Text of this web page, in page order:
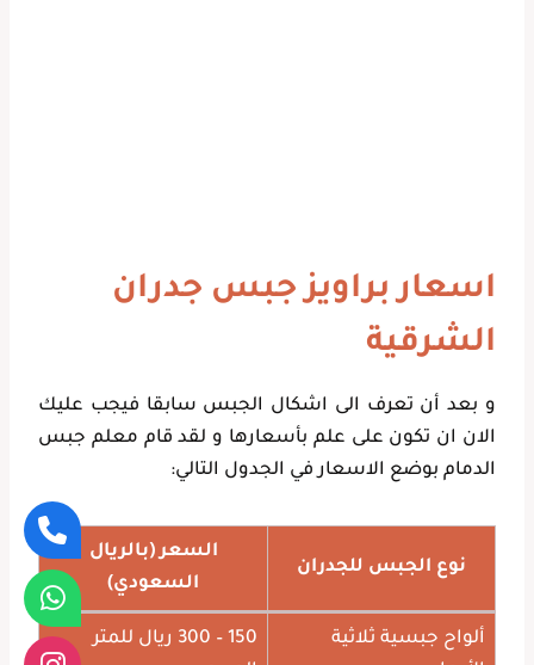
اسعار براويز جبس جدران
الشرقية
و بعد أن تعرف الى اشكال الجبس سابقا فيجب عليك
الان ان تكون على علم بأسعارها و لقد قام معلم جبس
الدمام بوضع الاسعار في الجدول التالي:
نوع الجبس للجدران
السعر (بالريال
السعودي)
ألواح جبسية ثلاثية
150 – 300 ريال للمتر